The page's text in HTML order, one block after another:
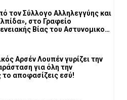
τον Σύλλογο Αλληλεγγύης και
στο Γραφείο
Βίας του Αστυνομικού
Αρσέν Λουπέν γυρίζει την
για όλη την
τέλος το αποφασίζεις εσύ!